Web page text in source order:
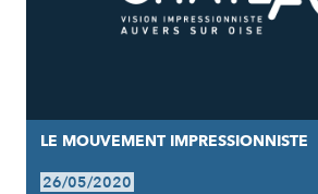
LE MOUVEMENT IMPRESSIONNISTE
26/05/2020